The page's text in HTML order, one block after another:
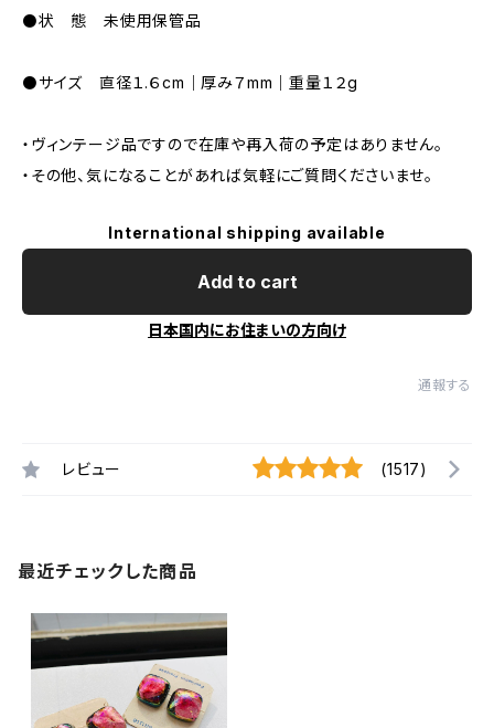
⚫️状 態 未使用保管品
⚫️サイズ 直径１.６cm｜厚み７mm｜重量１２g
・ヴィンテージ品ですので在庫や再入荷の予定はありません。
・その他、気になることがあれば気軽にご質問くださいませ。
International shipping available
Add to cart
日本国内にお住まいの方向け
通報する
レビュー (1517)
最近チェックした商品